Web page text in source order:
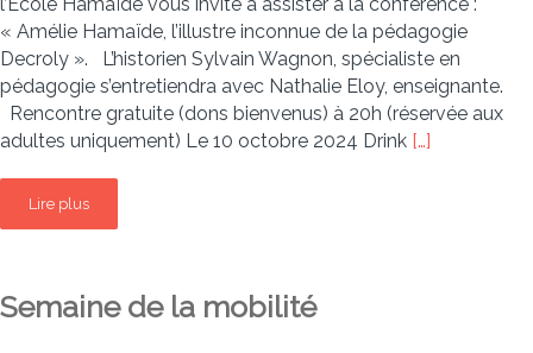
« Amélie Hamaïde, l’illustre inconnue de la pédagogie
Decroly ». L’historien Sylvain Wagnon, spécialiste en
pédagogie s’entretiendra avec Nathalie Eloy, enseignante.
Rencontre gratuite (dons bienvenus) à 20h (réservée aux
adultes uniquement) Le 10 octobre 2024 Drink […]
Lire plus
Semaine de la mobilité